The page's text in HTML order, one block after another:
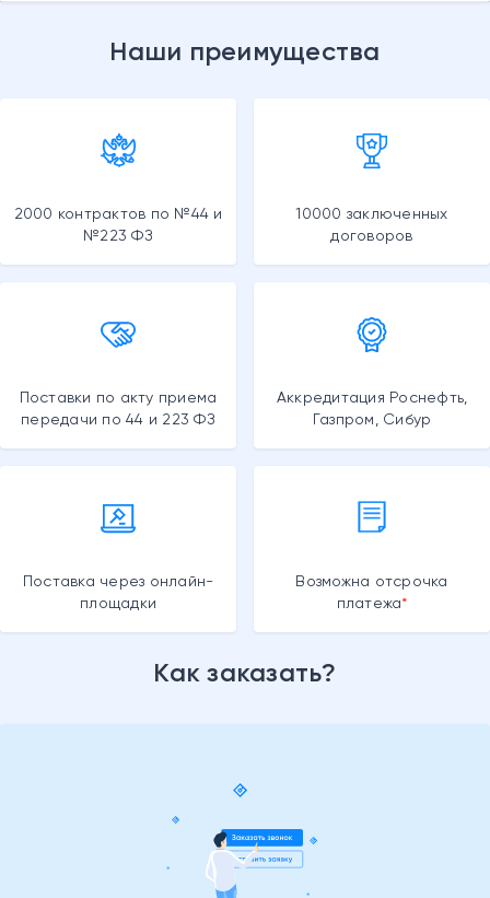
Наши преимущества
2000 контрактов по №44 и
№223 ФЗ
10000 заключенных
договоров
Поставки по акту приема
передачи по 44 и 223 ФЗ
Аккредитация Роснефть,
Газпром, Сибур
Поставка через онлайн-
площадки
Возможна отсрочка
платежа
Как заказать?